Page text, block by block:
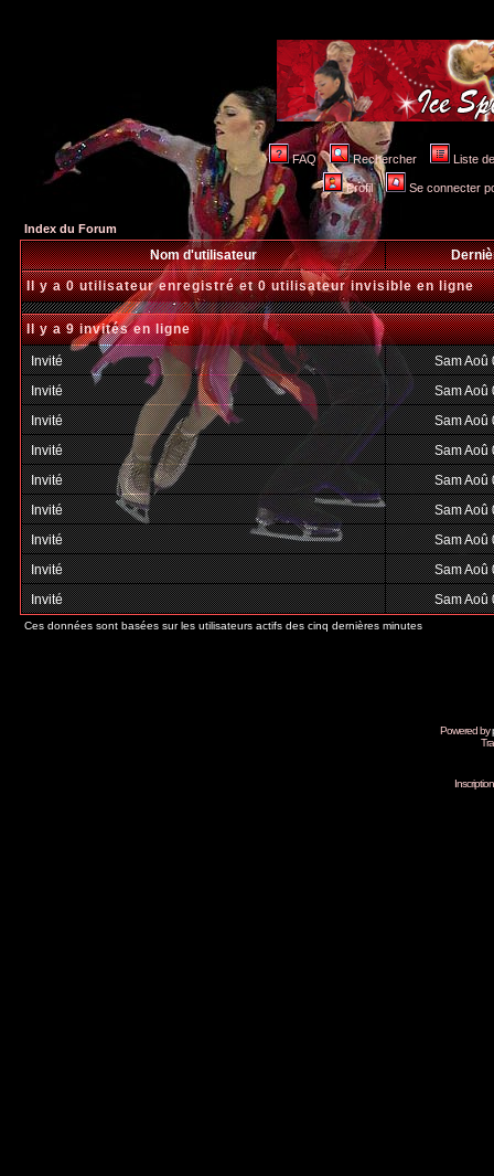
FAQ Rechercher Liste
Profil Se connecter
Index du Forum
Nom d'utilisateur
Il y a 0 utilisateur enregistré et 0 utilisateur invisible en ligne
Il y a 9 invités en ligne
Invité
Sam Aoû
Invité
Sam Aoû
Invité
Sam Aoû
Invité
Sam Aoû
Invité
Sam Aoû
Invité
Sam Aoû
Invité
Sam Aoû
Invité
Sam Aoû
Invité
Sam Aoû
Ces données sont basées sur les utilisateurs actifs des cinq dernières minutes
Powered by